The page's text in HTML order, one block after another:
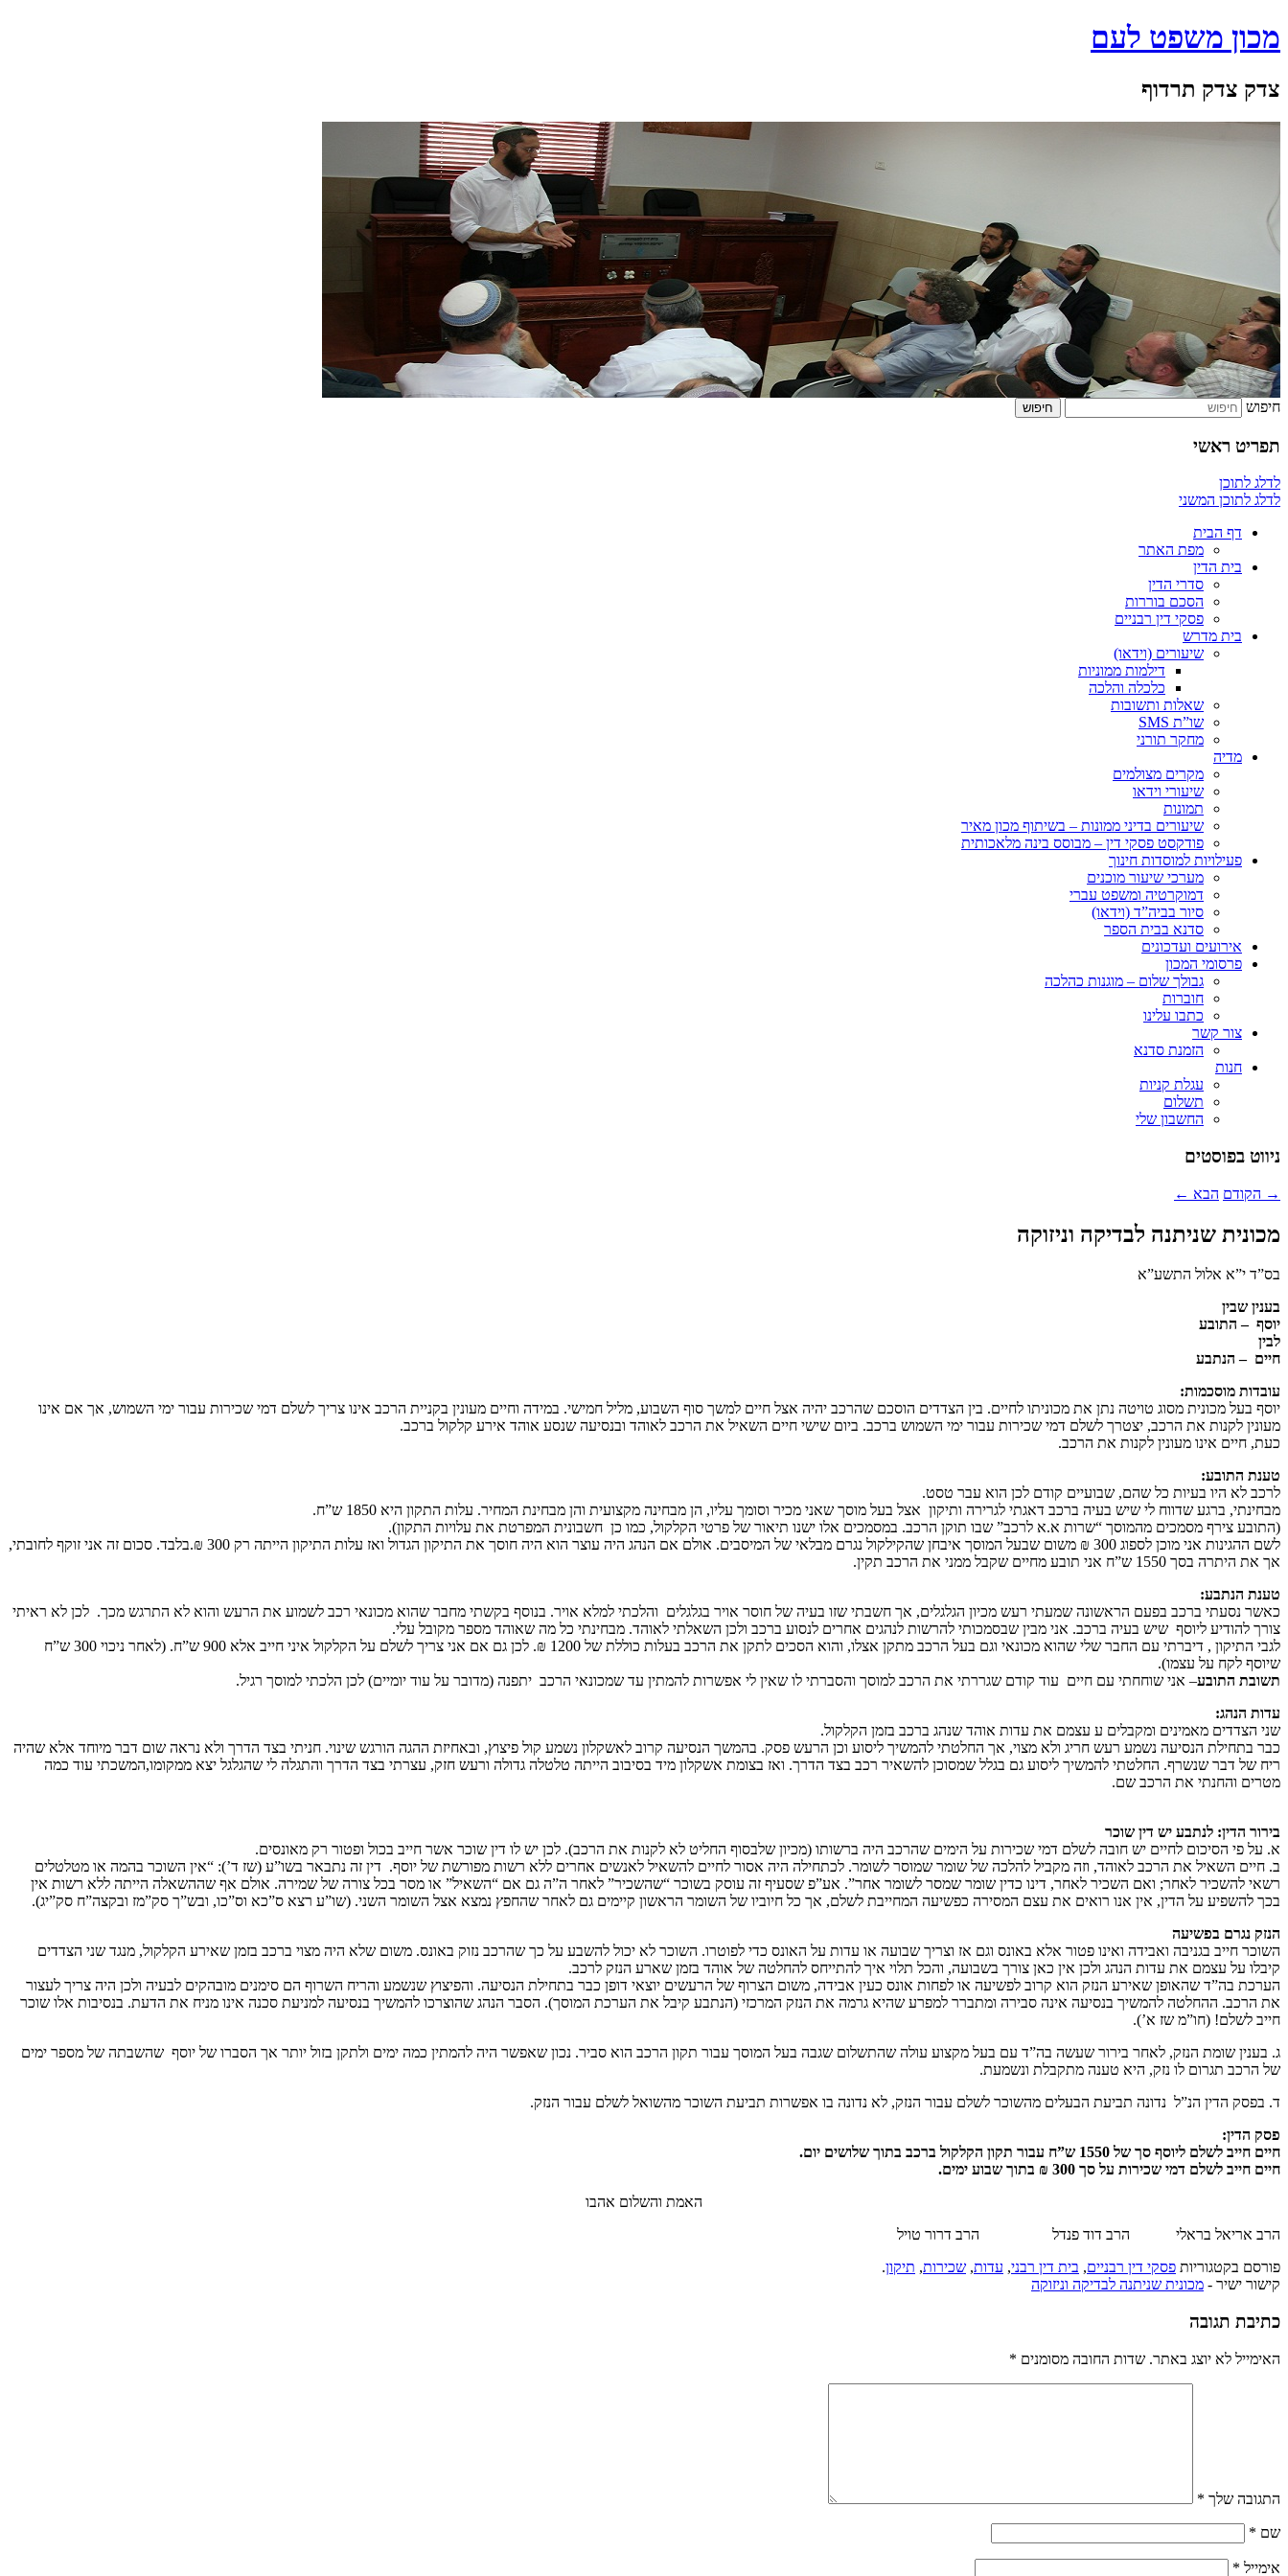
מכון משפט לעם
צדק צדק תרדוף
חיפוש
תפריט ראשי
לדלג לתוכן
לדלג לתוכן המשני
דף הבית
מפת האתר
בית הדין
סדרי הדין
הסכם בוררות
פסקי דין רבניים
בית מדרש
שיעורים (וידאו)
דילמות ממוניות
כלכלה והלכה
שאלות ותשובות
שו”ת SMS
מחקר תורני
מדיה
מקרים מצולמים
שיעורי וידאו
תמונות
שיעורים בדיני ממונות – בשיתוף מכון מאיר
פודקסט פסקי דין – מבוסס בינה מלאכותית
פעילויות למוסדות חינוך
מערכי שיעור מוכנים
דמוקרטיה ומשפט עברי
סיור בביה”ד (וידאו)
סדנא בבית הספר
אירועים ועדכונים
פרסומי המכון
גבולך שלום – מוגנות כהלכה
חוברות
כתבו עלינו
צור קשר
הזמנת סדנא
חנות
עגלת קניות
תשלום
החשבון שלי
ניווט בפוסטים
→ הקודם הבא ←
מכונית שניתנה לבדיקה וניזוקה
בס”ד י”א אלול התשע”א
בענין שבין
יוסף – התובע
לבין
חיים – הנתבע
עובדות מוסכמות:
יוסף בעל מכונית מסוג טויטה נתן את מכוניתו לחיים. בין הצדדים הוסכם שהרכב יהיה אצל חיים למשך סוף השבוע, מליל חמישי. במידה וחיים מעונין בקניית הרכב אינו צריך לשלם דמי שכירות עבור ימי השמוש, אך אם אינו
מעונין לקנות את הרכב, יצטרך לשלם דמי שכירות עבור ימי השמוש ברכב. ביום שישי חיים השאיל את הרכב לאוהד ובנסיעה שנסע אוהד אירע קלקול ברכב.
כעת, חיים אינו מעונין לקנות את הרכב.
טענת התובע:
לרכב לא היו בעיות כל שהם, שבועיים קודם לכן הוא עבר טסט.
מבחינתי, ברגע שדווח לי שיש בעיה ברכב דאגתי לגרירה ותיקון אצל בעל מוסך שאני מכיר וסומך עליו, הן מבחינה מקצועית והן מבחינת המחיר. עלות התקון היא 1850 ש”ח.
(התובע צירף מסמכים מהמוסך “שרות א.א לרכב” שבו תוקן הרכב. במסמכים אלו ישנו תיאור של פרטי הקלקול, כמו כן חשבונית המפרטת את עלויות התקון).
לשם ההגינות אני מוכן לספוג 300 ₪ משום שבעל המוסך איבחן שהקילקול נגרם מבלאי של המיסבים. אולם אם הנהג היה עוצר הוא היה חוסך את התיקון הגדול ואז עלות התיקון הייתה רק 300 ₪.בלבד. סכום זה אני זוקף לחובתי,
אך את היתרה בסך 1550 ש”ח אני תובע מחיים שקבל ממני את הרכב תקין.
טענת הנתבע:
כאשר נסעתי ברכב בפעם הראשונה שמעתי רעש מכיון הגלגלים, אך חשבתי שזו בעיה של חוסר אויר בגלגלים והלכתי למלא אויר. בנוסף בקשתי מחבר שהוא מכונאי רכב לשמוע את הרעש והוא לא התרגש מכך. לכן לא ראיתי
צורך להודיע ליוסף שיש בעיה ברכב. אני מבין שבסמכותי להרשות לנהגים אחרים לנסוע ברכב ולכן השאלתי לאוהד. מבחינתי כל מה שאוהד מספר מקובל עלי.
לגבי התיקון , דיברתי עם החבר שלי שהוא מכונאי וגם בעל הרכב מתקן אצלו, והוא הסכים לתקן את הרכב בעלות כוללת של 1200 ₪. לכן גם אם אני צריך לשלם על הקלקול איני חייב אלא 900 ש”ח. (לאחר ניכוי 300 ש”ח
שיוסף לקח על עצמו).
תשובת התובע– אני שוחחתי עם חיים עוד קודם שגררתי את הרכב למוסך והסברתי לו שאין לי אפשרות להמתין עד שמכונאי הרכב יתפנה (מדובר על עוד יומיים) לכן הלכתי למוסך רגיל.
עדות הנהג:
שני הצדדים מאמינים ומקבלים ע עצמם את עדות אוהד שנהג ברכב בזמן הקלקול.
כבר בתחילת הנסיעה נשמע רעש חריג ולא מצוי, אך החלטתי להמשיך ליסוע וכן הרעש פסק. בהמשך הנסיעה קרוב לאשקלון נשמע קול פיצוץ, ובאחיזת ההגה הורגש שינוי. חניתי בצד הדרך ולא נראה שום דבר מיוחד אלא שהיה
ריח של דבר שנשרף. החלטתי להמשיך ליסוע גם בגלל שמסוכן להשאיר רכב בצד הדרך. ואז בצומת אשקלון מיד בסיבוב הייתה טלטלה גדולה ורעש חזק, עצרתי בצד הדרך והתגלה לי שהגלגל יצא ממקומו,המשכתי עוד כמה
מטרים והחנתי את הרכב שם.
בירור הדין: לנתבע יש דין שוכר
א. על פי הסיכום לחיים יש חובה לשלם דמי שכירות על הימים שהרכב היה ברשותו (מכיון שלבסוף החליט לא לקנות את הרכב). לכן יש לו דין שוכר אשר חייב בכול ופטור רק מאונסים.
ב. חיים השאיל את הרכב לאוהד, וזה מקביל להלכה של שומר שמוסר לשומר. לכתחילה היה אסור לחיים להשאיל לאנשים אחרים ללא רשות מפורשת של יוסף. דין זה נתבאר בשו”ע (שז ד’): “אין השוכר בהמה או מטלטלים
רשאי להשכיר לאחר; ואם השכיר לאחר, דינו כדין שומר שמסר לשומר אחר”. אע”פ שסעיף זה עוסק בשוכר “שהשכיר” לאחר ה”ה גם אם “השאיל” או מסר בכל צורה של שמירה. אולם אף שההשאלה הייתה ללא רשות אין
בכך להשפיע על הדין, אין אנו רואים את עצם המסירה כפשיעה המחייבת לשלם, אך כל חיוביו של השומר הראשון קיימים גם לאחר שהחפץ נמצא אצל השומר השני. (שו”ע רצא ס”כא וס”כו, ובש”ך סק”מז ובקצה”ח סק”יג).
הנזק נגרם בפשיעה
השוכר חייב בגניבה ואבידה ואינו פטור אלא באונס וגם אז וצריך שבועה או עדות על האונס כדי לפוטרו. השוכר לא יכול להשבע על כך שהרכב נזוק באונס. משום שלא היה מצוי ברכב בזמן שאירע הקלקול, מנגד שני הצדדים
קיבלו על עצמם את עדות הנהג ולכן אין כאן צורך בשבועה, והכל תלוי איך להתייחס להחלטה של אוהד בזמן שארע הנזק לרכב.
הערכת בה”ד שהאופן שאירע הנזק הוא קרוב לפשיעה או לפחות אונס כעין אבידה, משום הצרוף של הרעשים יוצאי דופן כבר בתחילת הנסיעה. והפיצוץ שנשמע והריח השרוף הם סימנים מובהקים לבעיה ולכן היה צריך לעצור
את הרכב. ההחלטה להמשיך בנסיעה אינה סבירה ומתברר למפרע שהיא גרמה את הנזק המרכזי (הנתבע קיבל את הערכת המוסך). הסבר הנהג שהוצרכו להמשיך בנסיעה למניעת סכנה אינו מניח את הדעת. בנסיבות אלו שוכר
חייב לשלם! (חו”מ שז א’).
ג. בענין שומת הנזק, לאחר בירור שעשה בה”ד עם בעל מקצוע עולה שהתשלום שגבה בעל המוסך עבור תקון הרכב הוא סביר. נכון שאפשר היה להמתין כמה ימים ולתקן בזול יותר אך הסברו של יוסף שהשבתה של מספר ימים
של הרכב תגרום לו נזק, היא טענה מתקבלת ונשמעת.
ד. בפסק הדין הנ”ל נדונה תביעת הבעלים מהשוכר לשלם עבור הנזק, לא נדונה בו אפשרות תביעת השוכר מהשואל לשלם עבור הנזק.
פסק הדין:
חיים חייב לשלם ליוסף סך של 1550 ש”ח עבור תקון הקלקול ברכב בתוך שלושים יום.
חיים חייב לשלם דמי שכירות על סך 300 ₪ בתוך שבוע ימים.
האמת והשלום אהבו
הרב אריאל בראלי הרב דוד פנדל הרב דרור טויל
פורסם בקטגוריות פסקי דין רבניים, בית דין רבני, עדות, שכירות, תיקון.
קישור ישיר - מכונית שניתנה לבדיקה וניזוקה
כתיבת תגובה
האימייל לא יוצג באתר. שדות החובה מסומנים *
התגובה שלך *
שם *
אימייל *